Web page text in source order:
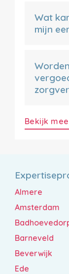
Wat
mijn
Bekijk
Almere
Amsterdam
Barneveld
Beverwijk
Ede